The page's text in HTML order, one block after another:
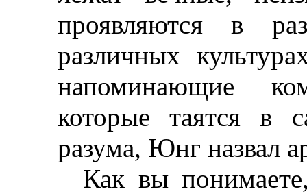
проявляются в
различных
напоминающие
которые таятся в
разума, Юнг назвал
Как вы